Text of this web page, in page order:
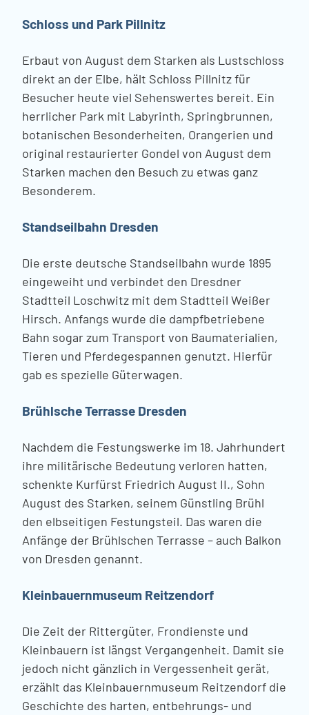
Schloss und Park Pillnitz
Erbaut von August dem Starken als Lustschloss
direkt an der Elbe, hält Schloss Pillnitz für
Besucher heute viel Sehenswertes bereit. Ein
herrlicher Park mit Labyrinth, Springbrunnen,
botanischen Besonderheiten, Orangerien und
original restaurierter Gondel von August dem
Starken machen den Besuch zu etwas ganz
Besonderem.
Standseilbahn Dresden
Die erste deutsche Standseilbahn wurde 1895
eingeweiht und verbindet den Dresdner
Stadtteil Loschwitz mit dem Stadtteil Weißer
Hirsch. Anfangs wurde die dampfbetriebene
Bahn sogar zum Transport von Baumaterialien,
Tieren und Pferdegespannen genutzt. Hierfür
gab es spezielle Güterwagen.
Brühlsche Terrasse Dresden
Nachdem die Festungswerke im 18. Jahrhundert
ihre militärische Bedeutung verloren hatten,
schenkte Kurfürst Friedrich August II., Sohn
August des Starken, seinem Günstling Brühl
den elbseitigen Festungsteil. Das waren die
Anfänge der Brühlschen Terrasse – auch Balkon
von Dresden genannt.
Kleinbauernmuseum Reitzendorf
Die Zeit der Rittergüter, Frondienste und
Kleinbauern ist längst Vergangenheit. Damit sie
jedoch nicht gänzlich in Vergessenheit gerät,
erzählt das Kleinbauernmuseum Reitzendorf die
Geschichte des harten, entbehrungs- und